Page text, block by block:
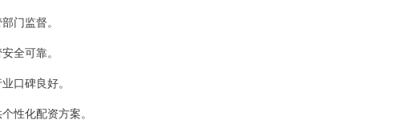
门监督。
全可靠。
口碑良好。
性化配资方案。